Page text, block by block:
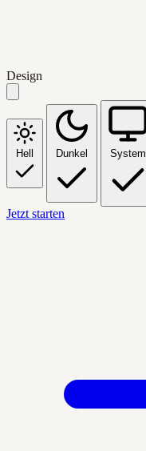
Design
Hell Dunkel System
Jetzt starten